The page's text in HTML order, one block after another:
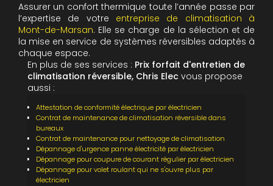
Assurer un confort thermique toute l’année passe par
l’expertise de votre entreprise de climatisation à
Mont-de-Marsan. Elle se charge de la sélection et de
la mise en service de systèmes réversibles adaptés à
chaque espace.
En plus de ses services : Prix forfait d'entretien de
climatisation réversible, Chris Elec vous propose
aussi :
Attestation de conformité électrique par électricien
Contrat de maintenance de climatisation réversible dans
bureaux
Contrat de maintenance pour nettoyage de climatisation
Dépannage d'urgence panne électricité par électricien
Dépannage pour coupure de courant régulier par électricien
Dépannage pour volet roulant qui ne s'ouvre plus par
électricien